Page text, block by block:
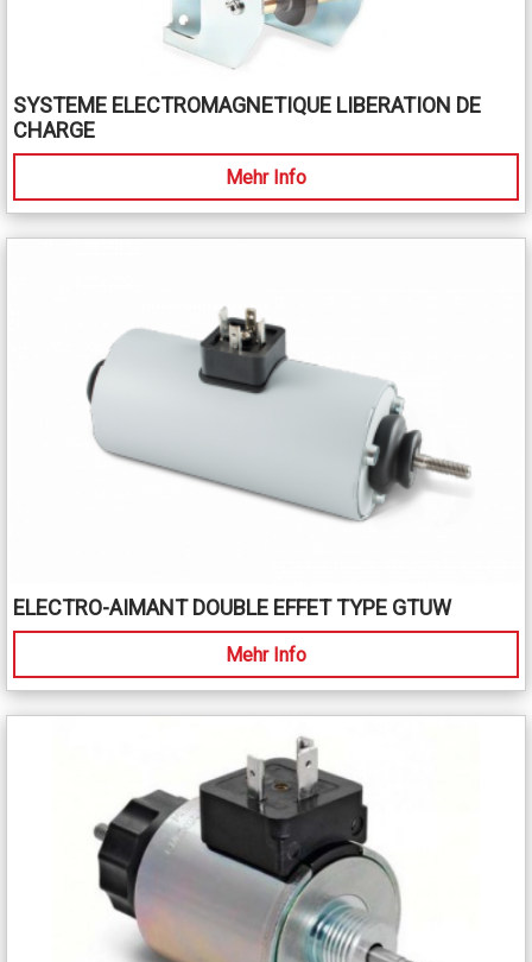
SYSTEME ELECTROMAGNETIQUE LIBERATION DE
CHARGE
Mehr Info
ELECTRO-AIMANT DOUBLE EFFET TYPE GTUW
Mehr Info